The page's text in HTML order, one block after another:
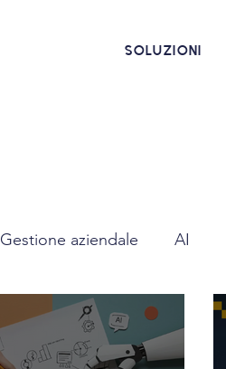
SOLUZIONI
Gestione aziendale AI